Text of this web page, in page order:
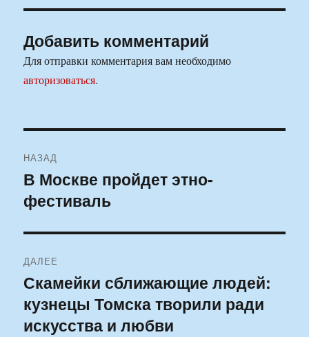
Добавить комментарий
Для отправки комментария вам необходимо
авторизоваться.
по
записям
НАЗАД
Предыдущая
запись:
В Москве пройдет этно-
фестиваль
ДАЛЕЕ
Следующая
запись:
Скамейки сближающие людей:
кузнецы Томска творили ради
искусства и любви